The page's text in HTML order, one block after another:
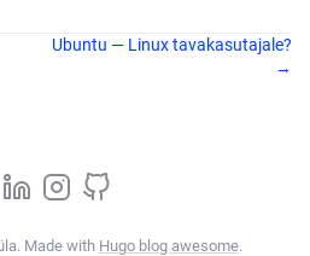
Ubuntu — Linux tavakasutajale?
→
Made with Hugo blog awesome.